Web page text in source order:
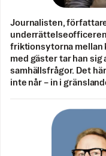
Journalisten,
friktionsytorna mellan
med gäster tar han sig
samhällsfrågor. Det
inte når – in i